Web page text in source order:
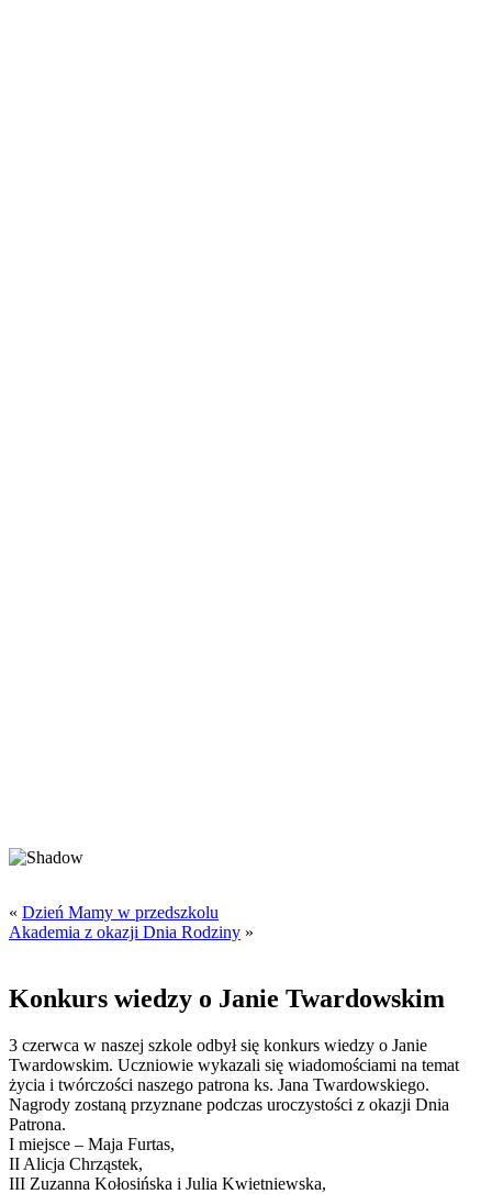
« Dzień Mamy w przedszkolu
Akademia z okazji Dnia Rodziny »
Konkurs wiedzy o Janie Twardowskim
3 czerwca w naszej szkole odbył się konkurs wiedzy o Janie
Twardowskim. Uczniowie wykazali się wiadomościami na temat
życia i twórczości naszego patrona ks. Jana Twardowskiego.
Nagrody zostaną przyznane podczas uroczystości z okazji Dnia
Patrona.
I miejsce – Maja Furtas,
II Alicja Chrząstek,
III Zuzanna Kołosińska i Julia Kwietniewska,